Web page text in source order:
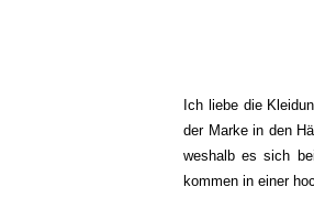
Ich liebe die
der Marke in den
weshalb es sich
kommen in einer